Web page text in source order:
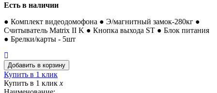
Есть в наличии
● Комплект видеодомофона ● Э/магнитный замок-280кг ●
Считыватель Matrix II K ● Кнопка выхода ST ● Блок питания
● Брелки/карты - 5шт
Купить в 1 клик
Купить в 1 клик x